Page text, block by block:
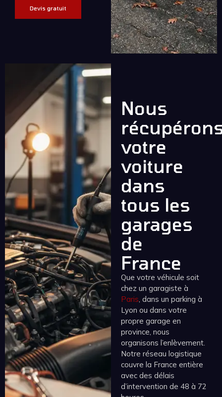
Devis gratuit
Nous
votre
voiture
dans
tous les
garages
de
France
Que votre véhicule soit
chez un garagiste à
Paris, dans un parking à
Lyon ou dans votre
propre garage en
province, nous
organisons l’enlèvement.
Notre réseau logistique
couvre la France entière
avec des délais
d’intervention de 48 à 72